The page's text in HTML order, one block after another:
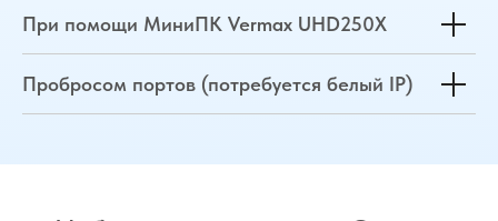
При помощи МиниПК Vermax UHD250X
Пробросом портов (потребуется белый IP)